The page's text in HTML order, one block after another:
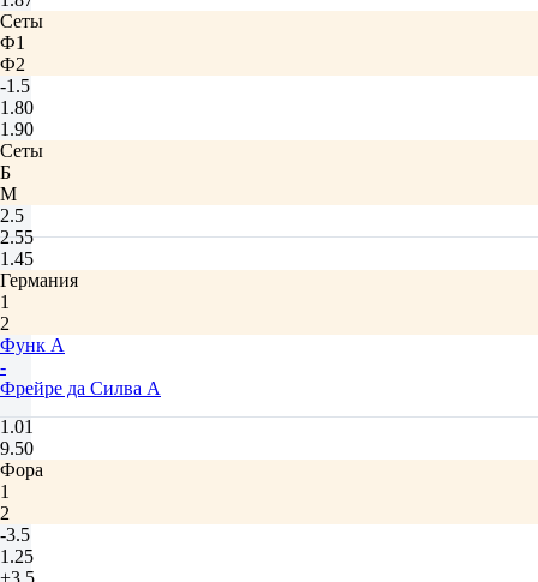
Сеты
Ф1
Ф2
-1.5
1.80
1.90
Сеты
Б
М
2.5
2.55
1.45
Германия
1
2
Функ А
-
Фрейре да Силва А
1.01
9.50
Фора
1
2
-3.5
1.25
+3.5